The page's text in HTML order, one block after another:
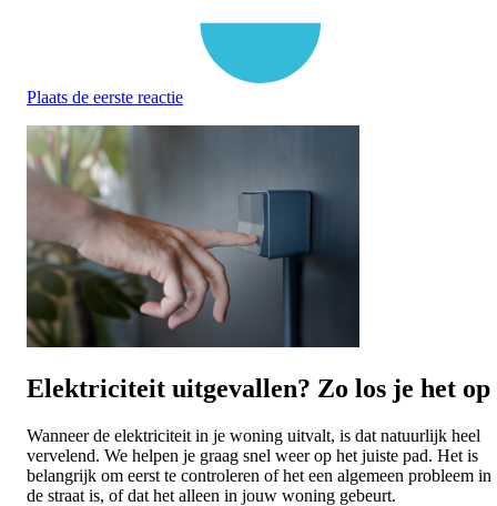
Plaats de eerste reactie
Elektriciteit uitgevallen? Zo los je het op
Wanneer de elektriciteit in je woning uitvalt, is dat natuurlijk heel
vervelend. We helpen je graag snel weer op het juiste pad. Het is
belangrijk om eerst te controleren of het een algemeen probleem in
de straat is, of dat het alleen in jouw woning gebeurt.